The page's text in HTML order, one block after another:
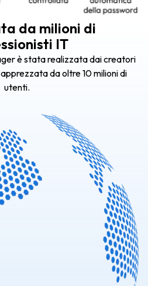
da milioni di
IT
è stata realizzata dai creatori
da oltre 10 milioni di
utenti.